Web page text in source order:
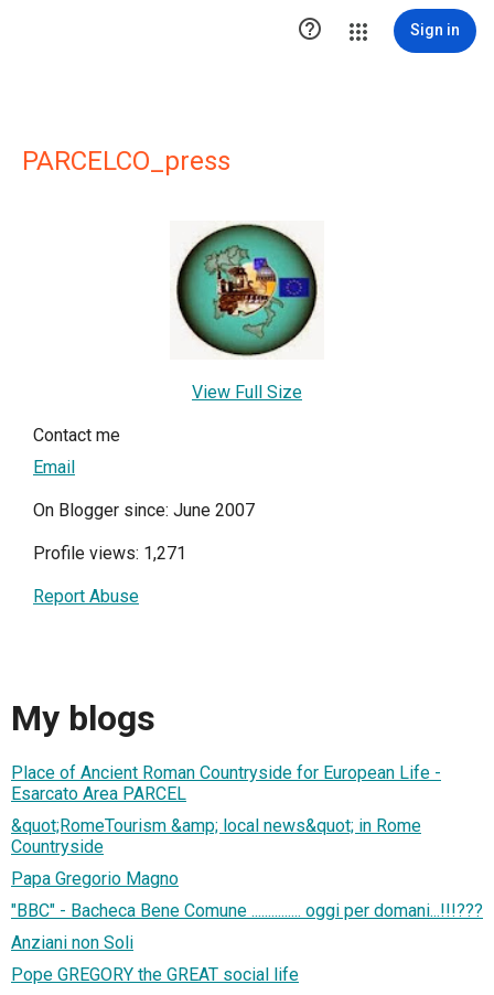
 Sign in
PARCELCO_press
View Full Size
Contact me
Email
On Blogger since: June 2007
Profile views: 1,271
Report Abuse
My blogs
Place of Ancient Roman Countryside for European Life -
Esarcato Area PARCEL
&quot;RomeTourism &amp; local news&quot; in Rome
Countryside
Papa Gregorio Magno
"BBC" - Bacheca Bene Comune ............... oggi per domani...!!!???
Anziani non Soli
Pope GREGORY the GREAT social life